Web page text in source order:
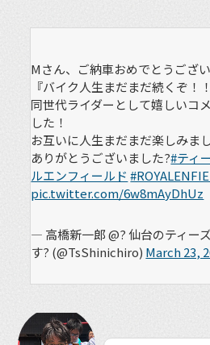
Mさん、ご納車おめでとうござ
『バイク人生まだまだ続くぞ！！
同世代ライダーとして嬉しいコ
した！
お互いに人生まだまだ楽しみま
ありがとうございました?#ティ
ルエンフィールド
pic.twitter.com/6w8mAyDhUz
— 高橋新一郎 @? 仙台のティー
す? (@TsShinichiro) March 23,